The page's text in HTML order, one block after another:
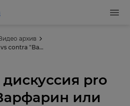
архив
Панельная дискуссия pro vs contra "Варфарин или НОАК пациенту с фибрилляцией предсердий?"
pro
или